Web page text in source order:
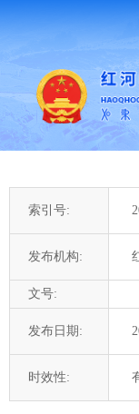
索引号:
发布机构:
文号:
发布日期:
时效性: